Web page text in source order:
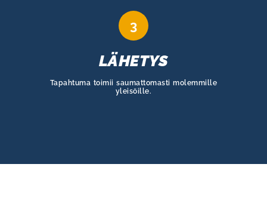
3
LÄHETYS
Tapahtuma toimii saumattomasti molemmille
yleisöille.